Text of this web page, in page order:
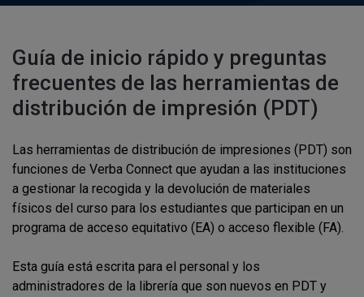
Guía de inicio rápido y preguntas
frecuentes de las herramientas de
distribución de impresión (PDT)
Las herramientas de distribución de impresiones (PDT) son
funciones de Verba Connect que ayudan a las instituciones
a gestionar la recogida y la devolución de materiales
físicos del curso para los estudiantes que participan en un
programa de acceso equitativo (EA) o acceso flexible (FA).
Esta guía está escrita para el personal y los
administradores de la librería que son nuevos en PDT y